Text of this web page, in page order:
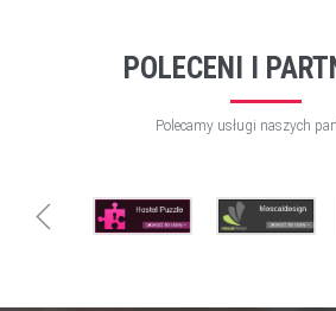
POLECENI I
Polecamy usługi naszych